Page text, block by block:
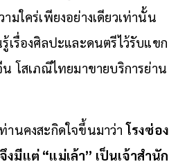
มใคร่เพียงอย่างเดียวเท่านั้น
เรื่องศิลปะและดนตรีไว้รับแขก
โสเภณีไทยมาขายบริการย่าน
นคงสะกิดใจขึ้นมาว่า โรงซ่อง
มีแต่ “แม่เล้า” เป็นเจ้าสำนัก